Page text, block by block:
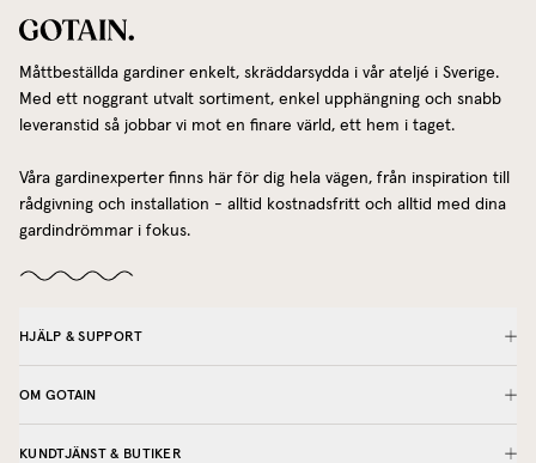
Måttbeställda gardiner enkelt, skräddarsydda i vår ateljé i Sverige.
Med ett noggrant utvalt sortiment, enkel upphängning och snabb
leveranstid så jobbar vi mot en finare värld, ett hem i taget.
Våra gardinexperter finns här för dig hela vägen, från inspiration till
rådgivning och installation - alltid kostnadsfritt och alltid med dina
gardindrömmar i fokus.
HJÄLP & SUPPORT
OM GOTAIN
KUNDTJÄNST & BUTIKER